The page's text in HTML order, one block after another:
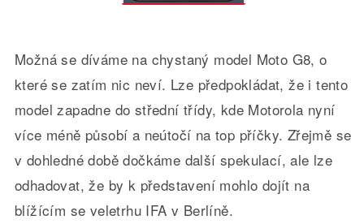
Možná se díváme na chystaný model Moto G8, o
které se zatím nic neví. Lze předpokládat, že i tento
model zapadne do střední třídy, kde Motorola nyní
více méně působí a neútočí na top příčky. Zřejmě se
v dohledné době dočkáme další spekulací, ale lze
odhadovat, že by k představení mohlo dojít na
blížícím se veletrhu IFA v Berlíně.